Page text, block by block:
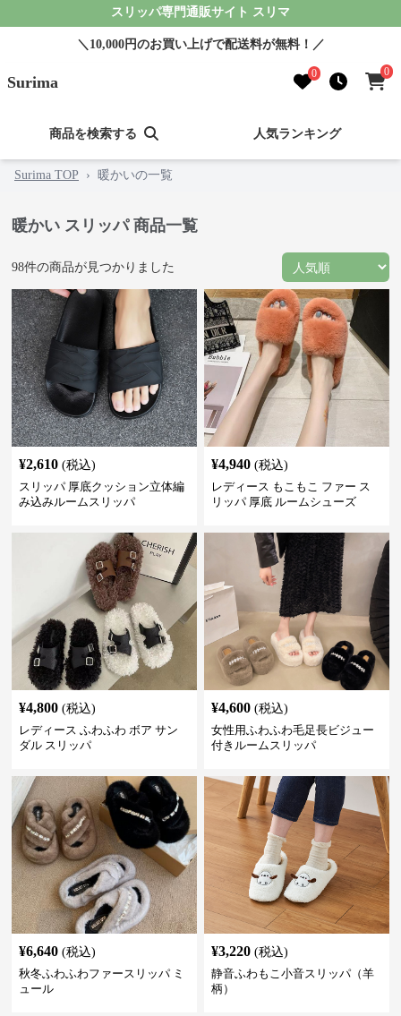
スリッパ専門通販サイト スリマ
＼10,000円のお買い上げで配送料が無料！／
Surima 0 0
商品を検索する 人気ランキング
Surima TOP › 暖かいの一覧
暖かい スリッパ 商品一覧
98件の商品が見つかりました
¥2,610 (税込)
スリッパ 厚底クッション立体編
み込みルームスリッパ
¥4,940 (税込)
レディース もこもこ ファー ス
リッパ 厚底 ルームシューズ
¥4,800 (税込)
レディース ふわふわ ボア サン
ダル スリッパ
¥4,600 (税込)
女性用ふわふわ毛足長ビジュー
付きルームスリッパ
¥6,640 (税込)
秋冬ふわふわファースリッパ ミ
ュール
¥3,220 (税込)
静音ふわもこ小音スリッパ（羊
柄）